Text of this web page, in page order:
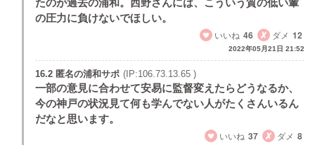
たのが過去の浦和。西野さんには、こういう質の低い輩
の圧力に負けないでほしい。
いいね 46 ダメ 12
2022年05月21日 21:52
16.2 匿名の浦和サポ (IP:106.73.13.65 )
一部の意見に合わせて安易に監督変えたらどうなるか、
今の神戸の状況見て何も学んでない人がたくさんいるん
だなと思います。
いいね 37 ダメ 8